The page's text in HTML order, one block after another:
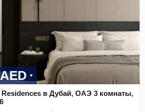
Residences в Дубай, ОАЭ 3 комнаты,